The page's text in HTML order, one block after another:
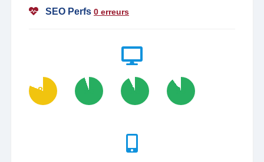
SEO Perfs 0 erreurs
81 95 93 90